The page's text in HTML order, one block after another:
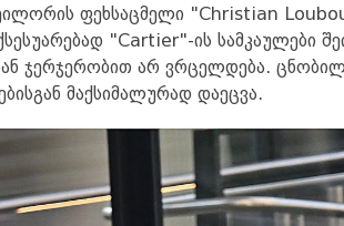
ფეხსაცმელი "Christian
"Cartier"-ის სამკაულები
ჯერჯერობით არ ვრცელდება.
მაქსიმალურად დაეცვა.